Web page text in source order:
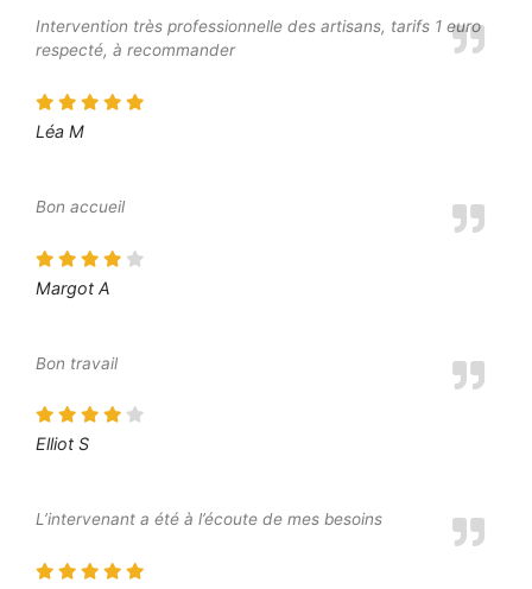
Intervention très professionnelle des artisans, tarifs 1 euro
respecté, à recommander
Léa M
Bon accueil
Margot A
Bon travail
Elliot S
L’intervenant a été à l’écoute de mes besoins